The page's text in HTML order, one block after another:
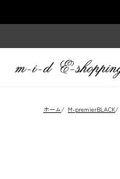
ホーム/ M-premierBLACK/